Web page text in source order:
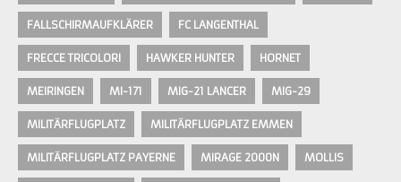
FALLSCHIRMAUFKLÄRER FC LANGENTHAL
FRECCE TRICOLORI HAWKER HUNTER HORNET
MEIRINGEN MI-171 MIG-21 LANCER MIG-29
MILITÄRFLUGPLATZ MILITÄRFLUGPLATZ EMMEN
MILITÄRFLUGPLATZ PAYERNE MIRAGE 2000N MOLLIS